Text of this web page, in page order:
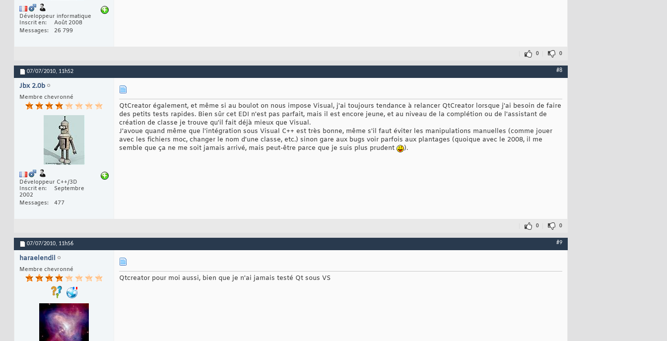
Développeur informatique
Inscrit en
Août 2008
Messages
26 799
0 0
07/07/2010, 11h52 #8
Jbx 2.0b
Membre chevronné
Développeur C++/3D
Inscrit en
Septembre
2002
Messages
477
QtCreator également, et même si au boulot on nous impose Visual, j'ai toujours tendance à relancer QtCreator lorsque j'ai besoin de faire
des petits tests rapides. Bien sûr cet EDI n'est pas parfait, mais il est encore jeune, et au niveau de la complétion ou de l'assistant de
création de classe je trouve qu'il fait déjà mieux que Visual.
J'avoue quand même que l'intégration sous Visual C++ est très bonne, même s'il faut éviter les manipulations manuelles (comme jouer
avec les fichiers moc, changer le nom d'une classe, etc.) sinon gare aux bugs voir parfois aux plantages (quoique avec le 2008, il me
semble que ça ne me soit jamais arrivé, mais peut-être parce que je suis plus prudent
).
0 0
07/07/2010, 11h56 #9
haraelendil
Membre chevronné
Qtcreator pour moi aussi, bien que je n'ai jamais testé Qt sous VS